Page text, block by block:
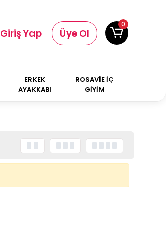
Giriş Yap Üye Ol
0
ERKEK
AYAKKABI
ROSAVİE İÇ
GİYİM